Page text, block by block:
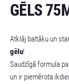
GĒLS
Atklāj baltāku un
gēlu!
Saudzīgā formula
un ir piemērota